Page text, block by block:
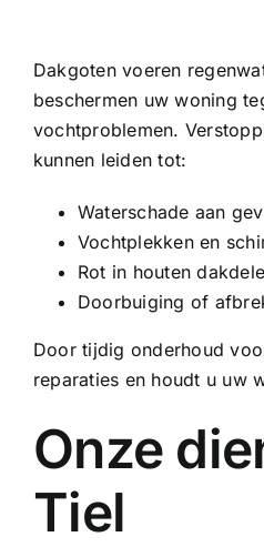
Dakgoten voeren
beschermen uw woning
vochtproblemen.
kunnen leiden tot:
Waterschade aan
Vochtplekken en
Rot in houten
Doorbuiging of
Door tijdig onderhoud
reparaties en houdt u uw
Onze
Tiel